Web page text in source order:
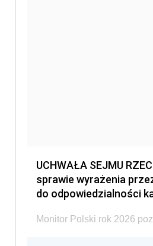
UCHWAŁA SEJMU
sprawie wyrażenia
do odpowiedzialności
Monitor Polski rok 2026